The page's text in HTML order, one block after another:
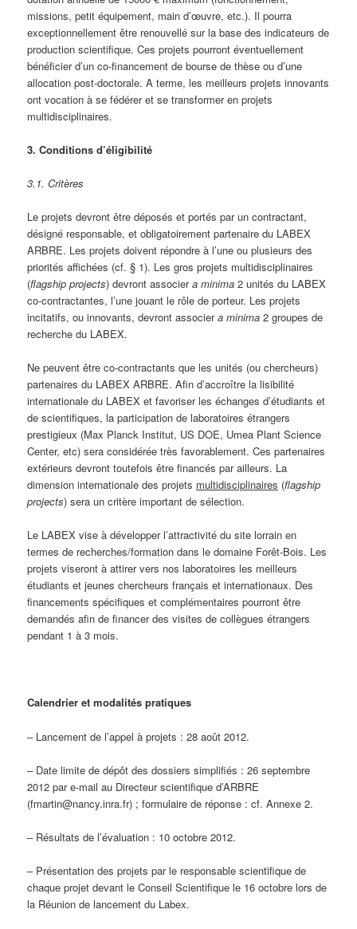
missions, petit équipement, main d’œuvre, etc.). Il pourra
exceptionnellement être renouvellé sur la base des indicateurs de
production scientifique. Ces projets pourront éventuellement
bénéficier d’un co-financement de bourse de thèse ou d’une
allocation post-doctorale. A terme, les meilleurs projets innovants
ont vocation à se fédérer et se transformer en projets
multidisciplinaires.
3. Conditions d’éligibilité
3.1. Critères
Le projets devront être déposés et portés par un contractant,
désigné responsable, et obligatoirement partenaire du LABEX
ARBRE. Les projets doivent répondre à l’une ou plusieurs des
priorités affichées (cf. § 1). Les gros projets multidisciplinaires
(flagship projects) devront associera minima 2 unités du LABEX
co-contractantes, l’une jouant le rôle de porteur. Les projets
incitatifs, ou innovants, devront associera minima 2 groupes de
recherche du LABEX.
Ne peuvent être co-contractants que les unités (ou chercheurs)
partenaires du LABEX ARBRE. Afin d’accroître la lisibilité
internationale du LABEX et favoriser les échanges d’étudiants et
de scientifiques, la participation de laboratoires étrangers
prestigieux (Max Planck Institut, US DOE, Umea Plant Science
Center, etc) sera considérée très favorablement. Ces partenaires
extérieurs devront toutefois être financés par ailleurs. La
dimension internationale des projets multidisciplinaires (flagship
projects) sera un critère important de sélection.
Le LABEX vise à développer l’attractivité du site lorrain en
termes de recherches/formation dans le domaine Forêt-Bois. Les
projets viseront à attirer vers nos laboratoires les meilleurs
étudiants et jeunes chercheurs français et internationaux. Des
financements spécifiques et complémentaires pourront être
demandés afin de financer des visites de collègues étrangers
pendant 1 à 3 mois.
Calendrier et modalités pratiques
– Lancement de l’appel à projets : 28 août 2012.
– Date limite de dépôt des dossiers simplifiés : 26 septembre
2012 par e-mail au Directeur scientifique d’ARBRE
(fmartin@nancy.inra.fr) ; formulaire de réponse : cf. Annexe 2.
– Résultats de l’évaluation : 10 octobre 2012.
– Présentation des projets par le responsable scientifique de
chaque projet devant le Conseil Scientifique le 16 octobre lors de
la Réunion de lancement du Labex.